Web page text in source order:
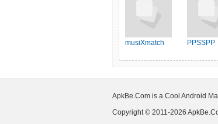
musiXmatch PPSSPP
ApkBe.Com is a Cool Android
Copyright © 2011-2026